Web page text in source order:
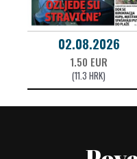
02.08.2026
1.50 EUR
(11.3 HRK)